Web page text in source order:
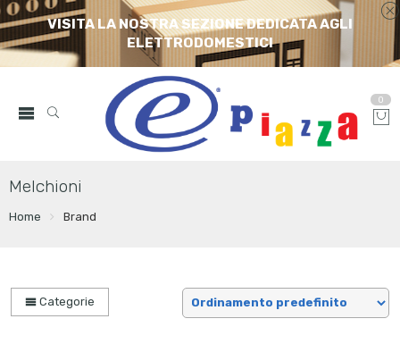
VISITA LA NOSTRA SEZIONE DEDICATA AGLI
ELETTRODOMESTICI
0
Melchioni
Home Brand
Categorie